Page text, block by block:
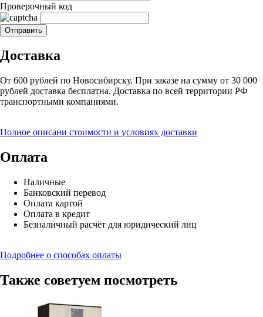
Проверочный код
Доставка
От 600 рублей по Новосибирску. При заказе на сумму от 30 000
рублей доставка бесплатна. Доставка по всей территории РФ
транспортными компаниями.
Полное описани стоимости и условиях доставки
Оплата
Наличные
Банковский перевод
Оплата картой
Оплата в кредит
Безналичный расчёт для юридический лиц
Подробнее о способах оплаты
Также советуем посмотреть